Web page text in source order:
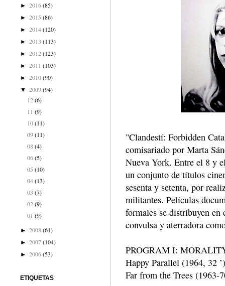
"Clandestí: Forbidden
comisariado por Marta
Nueva York. Entre el 8 y
un conjunto de títulos
sesenta y setenta, por
militantes. Películas
formales se distribuyen en
convulsa y aterradora
PROGRAM I:
Happy Parallel (1964, 32
Far from the Trees (1963-
► 2016(85)
► 2015 (86)
► 2014(120)
► 2013 (113)
► 2012(123)
► 2011 (103)
► 2010(90)
▼ 2009(94)
12 (6)
11 (9)
10 (11)
09 (11)
08 (4)
06 (5)
05 (10)
04 (13)
03 (7)
02 (9)
01 (9)
► 2008(61)
► 2007(104)
► 2006(53)
ETIQUETAS